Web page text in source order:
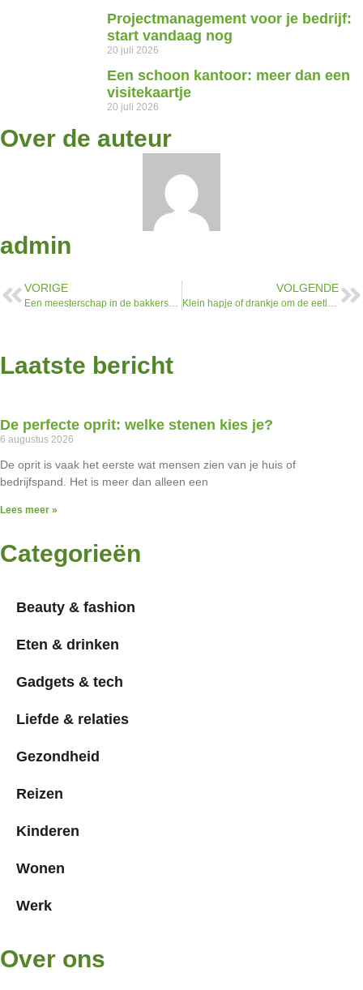
Projectmanagement voor je bedrijf:
start vandaag nog
20 juli 2026
Een schoon kantoor: meer dan een
visitekaartje
20 juli 2026
Over de auteur
admin
VORIGE
Een meesterschap in de bakkerskeuken met handige baktips
VOLGENDE
Klein hapje of drankje om de eetlust op te wekken
Laatste bericht
De perfecte oprit: welke stenen kies je?
6 augustus 2026
De oprit is vaak het eerste wat mensen zien van je huis of
bedrijfspand. Het is meer dan alleen een
Lees meer »
Categorieën
Beauty & fashion
Eten & drinken
Gadgets & tech
Liefde & relaties
Gezondheid
Reizen
Kinderen
Wonen
Werk
Over ons